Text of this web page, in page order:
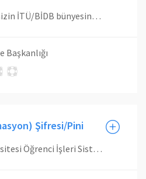
İTÜ Kullanıcı Şifreniz sizin İTÜ/BİDB bünyesinde sunulan hizmetlere doğrudan veya dolaylı olarak erişmenizi sağlayan kimlik doğrulayıcıdır.İTÜ Kullanıcı Şifreniz aşağıdaki şartları sağlamalıdır. İTÜ Kullanıcı Şifreniz kesinlikle başkaları tarafından bilinmemelidir. İTÜ Kullanıcı Şifrenizin başka şahısların eline geçmesi durumunda oluşabilecek tüm durumlardan şifre ile ilişkilendirilen kullanıcı sorumludur. İTÜ Kullanıcı Şifreniz en az 10 karakter uzunluğunda olmalıdır. İTÜ Kullanıcı Şifreniz içerisinde aşağıdaki dört koşuldan en az üçünü (tercihen dördünü) sağlamalıdır. İçerisinde en az 1 adet küçük harf İçerisinde en az 1 adet büyük harf İçerisinde en az 1 adet rakam İçerisinde en az 1 adet özel karakter (*,?,-,&,vb...) Bu kurallara uygun şifre türetmek ilk başta zor gözükse de aslında kolaydır. Örn: OrnektiR*11 gibi sadece sizin için bilindik bir kelime ve sonunda hem rakam hem de özel karakter kullanarak şifrenizi oluşturabilirsiniz. İTÜ Şifreniz geriye dönük 3 şifreniz ile aynı olmamalıdır.
Başkanlığı
Şifresi/Pini
İstanbul Teknik Üniversitesi Öğrenci İşleri Sistemine (sis.itu.edu.tr) giriş iki aşamalıdır. 1. Aşama İTÜ Giriş İlk aşamada İTÜ Giriş arayüzünde sizden İTÜ kullanıcı adınızı ve şifresini girmeniz istenmektedir. İTÜ kullanıcı hesabı şifrenizi unuttuysanız; Mobil Onay Sözleşmesi imzalayan kullanıcılar İTÜ/Giriş'te şifremi unuttum bağlantısını kullanarak cep telefonlarına gönderilen doğrulama koduyla İTÜ şifrenizi sıfırlayabilirsiniz, Mobil Onay Sözleşmesini imzalamadıysanız şifrenizi sıfırlamak için Bilgi İşlem Daire Başkanlığı'na başvurmanız gerekmektedir. 2. Aşama Pin Doğrulama İkinci aşamada Öğrenci İşleri Daire Başkanlığı tarafından verilen User Id seçilip PIN'in girilmesi gerekmektedir. PIN'i unuttuysanız aşağıdaki linki kullanarak yeni PIN talebinde bulunabilirsiniz. http://www.sis.itu.edu.tr/EkYazilimlar/PinTalep/ İkinci aşamada sorulmakta olan PIN, İTÜ Öğrenci Numaranız ile ilişkili olan bir şifredir. Bu şifre üzerinde İTÜ/BİDB'nin (Bilgi İşlem Daire Başkanlığı) hiçbir yetkisi veya sorumluluğu yoktur. Dolayısı ikinci aşamada bu şifre veya pin ile ilgili sorularınızı lütfen İTÜ Öğrenci İşleri Daire Başkanlığı'na iletiniz.